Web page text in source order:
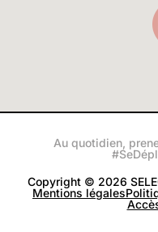
Au quotidien,
Copyright © 2026
Mentions légales